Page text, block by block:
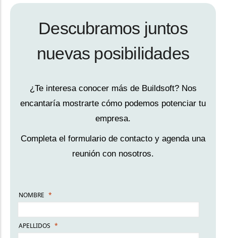
Descubramos juntos
nuevas posibilidades
¿Te interesa conocer más de Buildsoft? Nos
encantaría mostrarte cómo podemos potenciar tu
empresa.
Completa el formulario de contacto y agenda una
reunión con nosotros.
NOMBRE
APELLIDOS